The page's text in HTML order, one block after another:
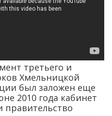
третьего и
Хмельницкой
был заложен еще
2010 года кабинет